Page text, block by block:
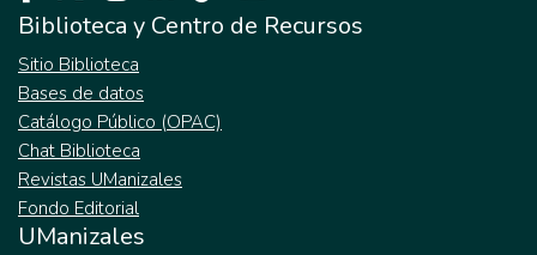
Biblioteca y Centro de Recursos
Sitio Biblioteca
Bases de datos
Catálogo Público (OPAC)
Chat Biblioteca
Revistas UManizales
Fondo Editorial
UManizales